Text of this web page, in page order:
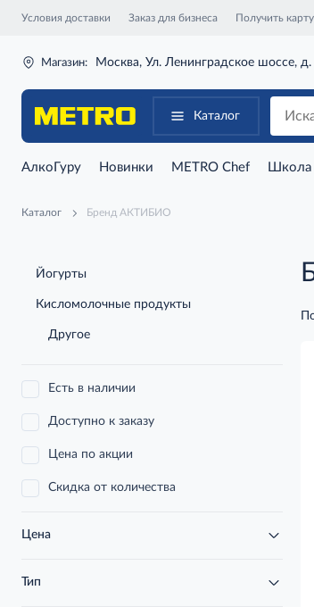
Условия доставки Заказ для бизнеса Получить
Магазин: Москва, Ул. Ленинградское шоссе, д.
Каталог
АлкоГуру Новинки METRO Chef Школа
Каталог Бренд АКТИБИО
Йогурты
Кисломолочные продукты
Другое
Есть в наличии
Доступно к заказу
Цена по акции
Скидка от количества
Цена
Тип